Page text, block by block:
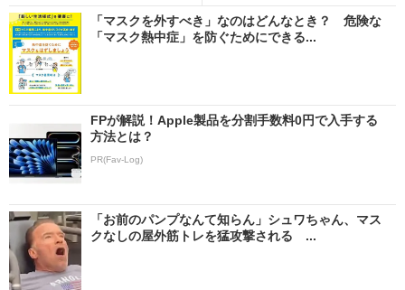
「マスクを外すべき」なのはどんなとき？ 危険な
「マスク熱中症」を防ぐためにできる...
FPが解説！Apple製品を分割手数料0円で入手する
方法とは？
PR(Fav-Log)
「お前のパンプなんて知らん」シュワちゃん、マス
クなしの屋外筋トレを猛攻撃される ...